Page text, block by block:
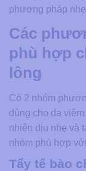
phương pháp
Các
phù hợp
lông
Có 2 nhóm
dùng cho da
nhiên dịu nhẹ và
nhóm phù hợp
Tẩy tế bào